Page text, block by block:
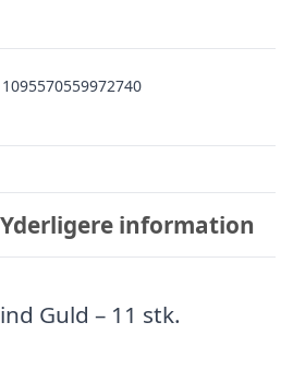
Yderligere information
Guld – 11 stk.